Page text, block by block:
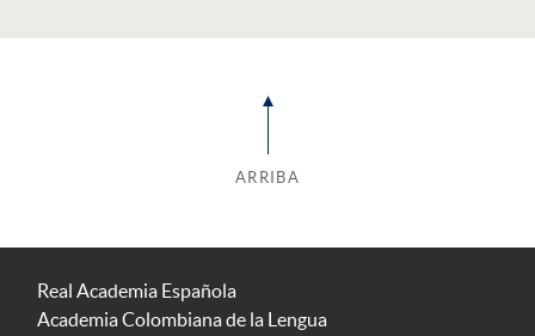
ARRIBA
Real Academia Española
Academia Colombiana de la Lengua